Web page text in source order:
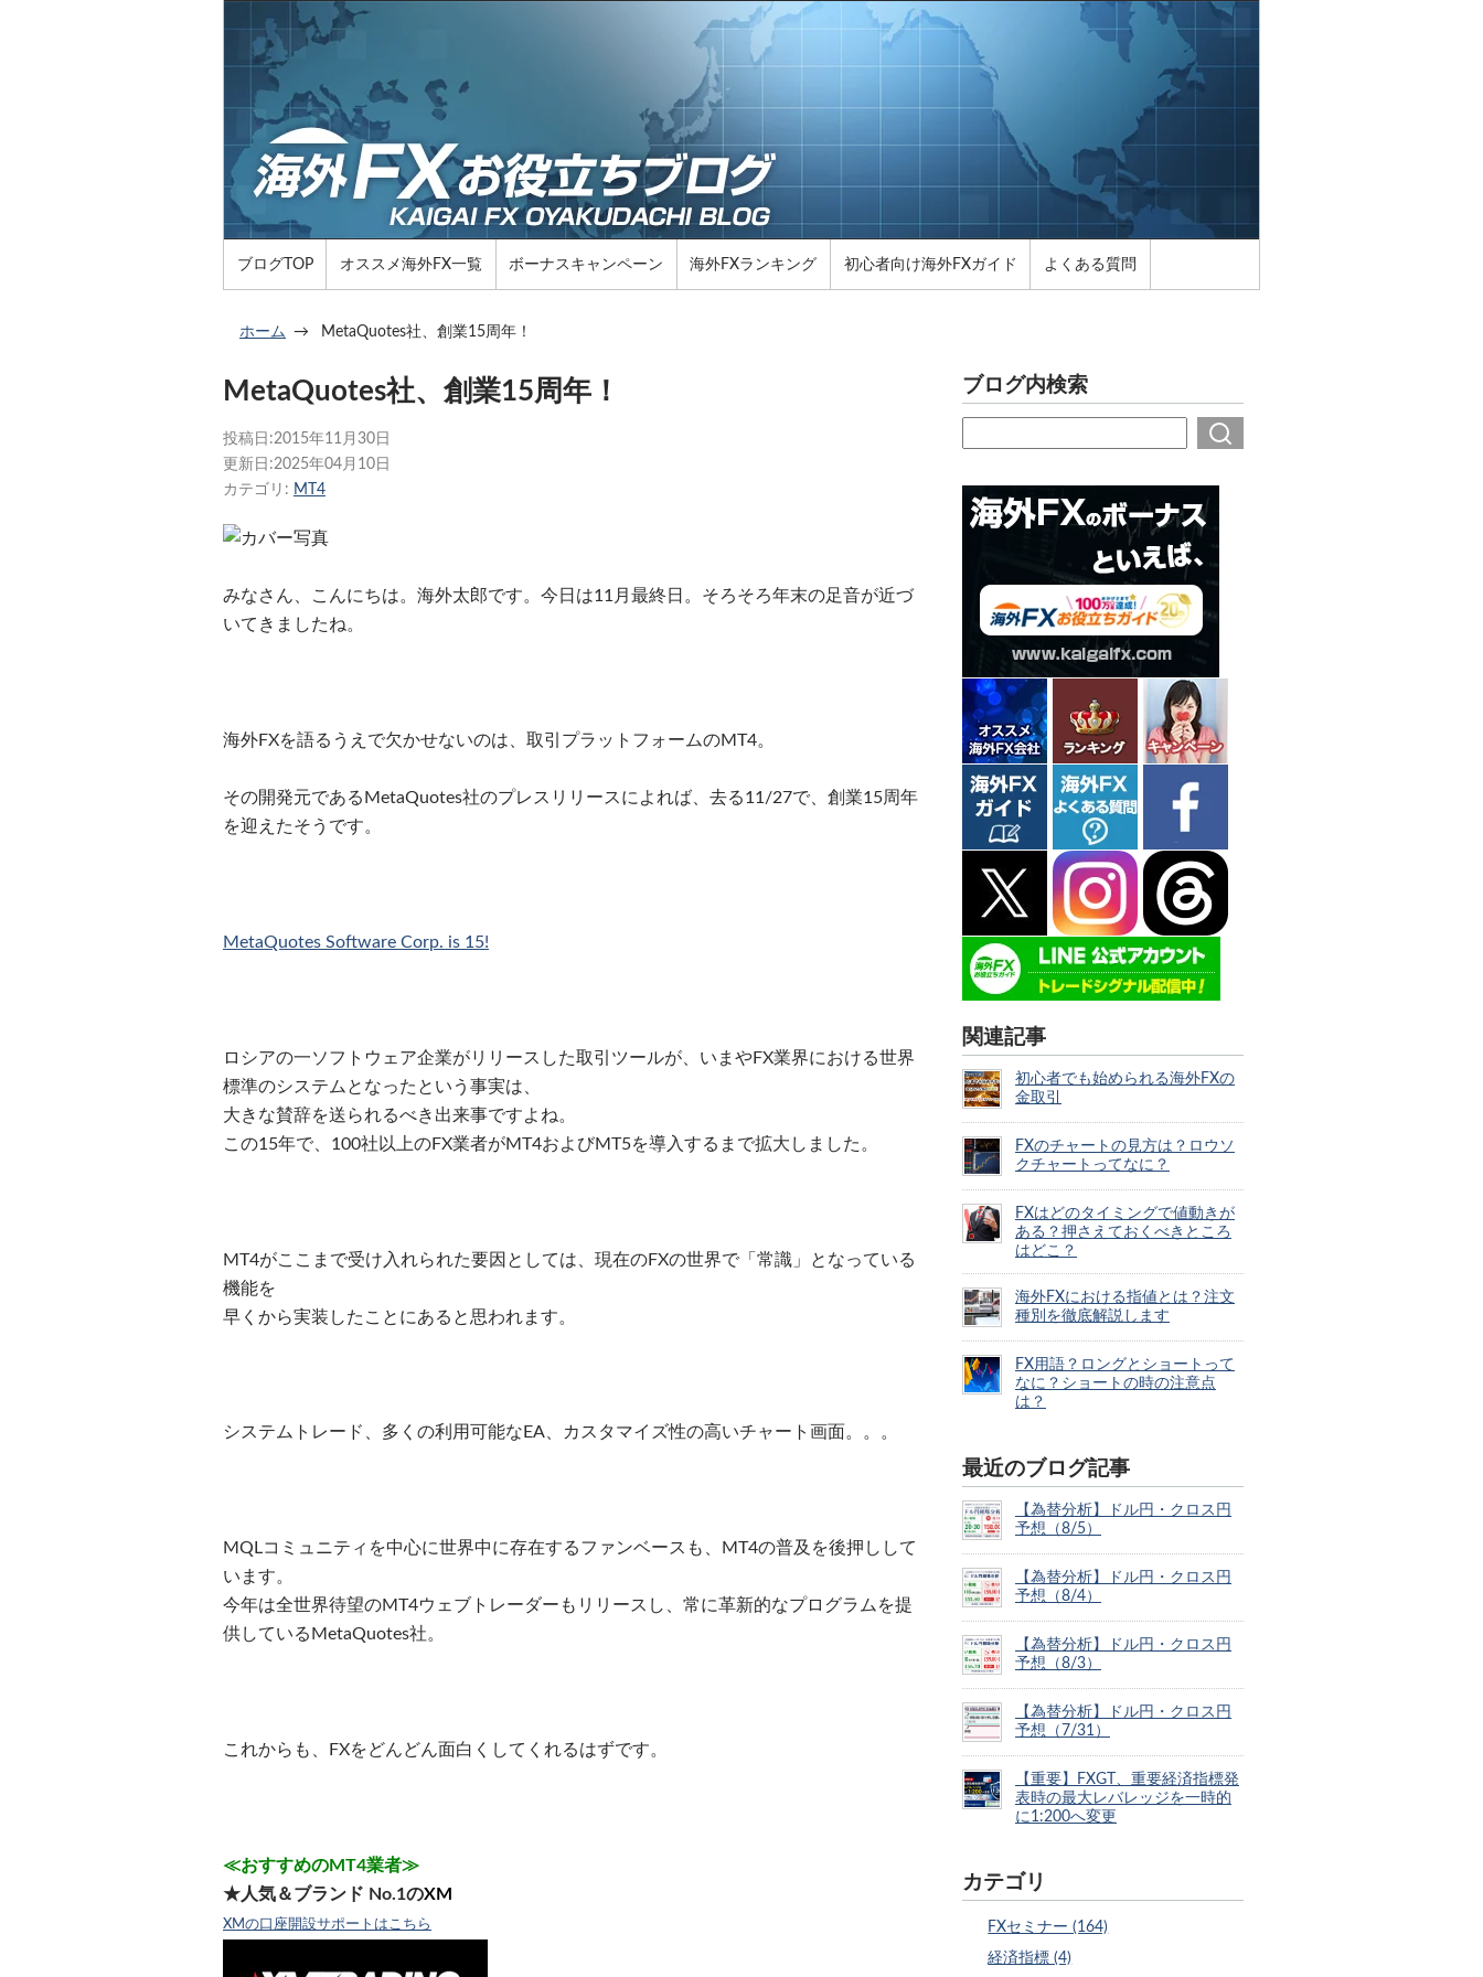
ブログTOP オススメ海外FX一覧 ボーナスキャンペーン 海外FXランキング 初心者向け海外FXガイド よくある質問
ホーム MetaQuotes社、創業15周年！
MetaQuotes社、創業15周年！
投稿日:2015年11月30日
更新日:2025年04月10日
カテゴリ: MT4
みなさん、こんにちは。海外太郎です。今日は11月最終日。そろそろ年末の足音が近づ
いてきましたね。
海外FXを語るうえで欠かせないのは、取引プラットフォームのMT4。
その開発元であるMetaQuotes社のプレスリリースによれば、去る11/27で、創業15周年
を迎えたそうです。
MetaQuotes Software Corp. is 15!
ロシアの一ソフトウェア企業がリリースした取引ツールが、いまやFX業界における世界
標準のシステムとなったという事実は、
大きな賛辞を送られるべき出来事ですよね。
この15年で、100社以上のFX業者がMT4およびMT5を導入するまで拡大しました。
MT4がここまで受け入れられた要因としては、現在のFXの世界で「常識」となっている
機能を
早くから実装したことにあると思われます。
システムトレード、多くの利用可能なEA、カスタマイズ性の高いチャート画面。。。
MQLコミュニティを中心に世界中に存在するファンベースも、MT4の普及を後押しして
います。
今年は全世界待望のMT4ウェブトレーダーもリリースし、常に革新的なプログラムを提
供しているMetaQuotes社。
これからも、FXをどんどん面白くしてくれるはずです。
≪おすすめのMT4業者≫
★人気＆ブランド No.1のXM
XMの口座開設サポートはこちら
ブログ内検索
関連記事
初心者でも始められる海外FXの
金取引
FXのチャートの見方は？ロウソ
クチャートってなに？
FXはどのタイミングで値動きが
ある？押さえておくべきところ
はどこ？
海外FXにおける指値とは？注文
種別を徹底解説します
FX用語？ロングとショートって
なに？ショートの時の注意点
は？
最近のブログ記事
【為替分析】ドル円・クロス円
予想（8/5）
【為替分析】ドル円・クロス円
予想（8/4）
【為替分析】ドル円・クロス円
予想（8/3）
【為替分析】ドル円・クロス円
予想（7/31）
【重要】FXGT、重要経済指標発
表時の最大レバレッジを一時的
に1:200へ変更
カテゴリ
FXセミナー (164)
経済指標 (4)